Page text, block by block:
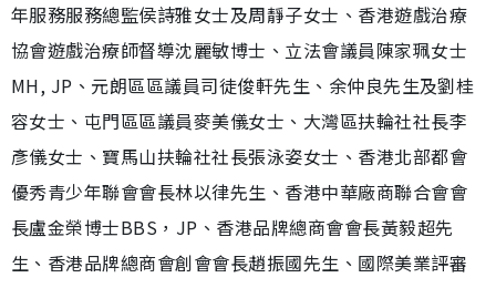
年服務服務總監侯詩雅女士及周靜子女士、香港遊戲治療
協會遊戲治療師督導沈麗敏博士、立法會議員陳家珮女士
MH, JP、元朗區區議員司徒俊軒先生、余仲良先生及劉桂
容女士、屯門區區議員麥美儀女士、大灣區扶輪社社長李
彥儀女士、寶馬山扶輪社社長張泳姿女士、香港北部都會
優秀青少年聯會會長林以律先生、香港中華廠商聯合會會
長盧金榮博士BBS，JP、香港品牌總商會會長黃毅超先
生、香港品牌總商會創會會長趙振國先生、國際美業評審